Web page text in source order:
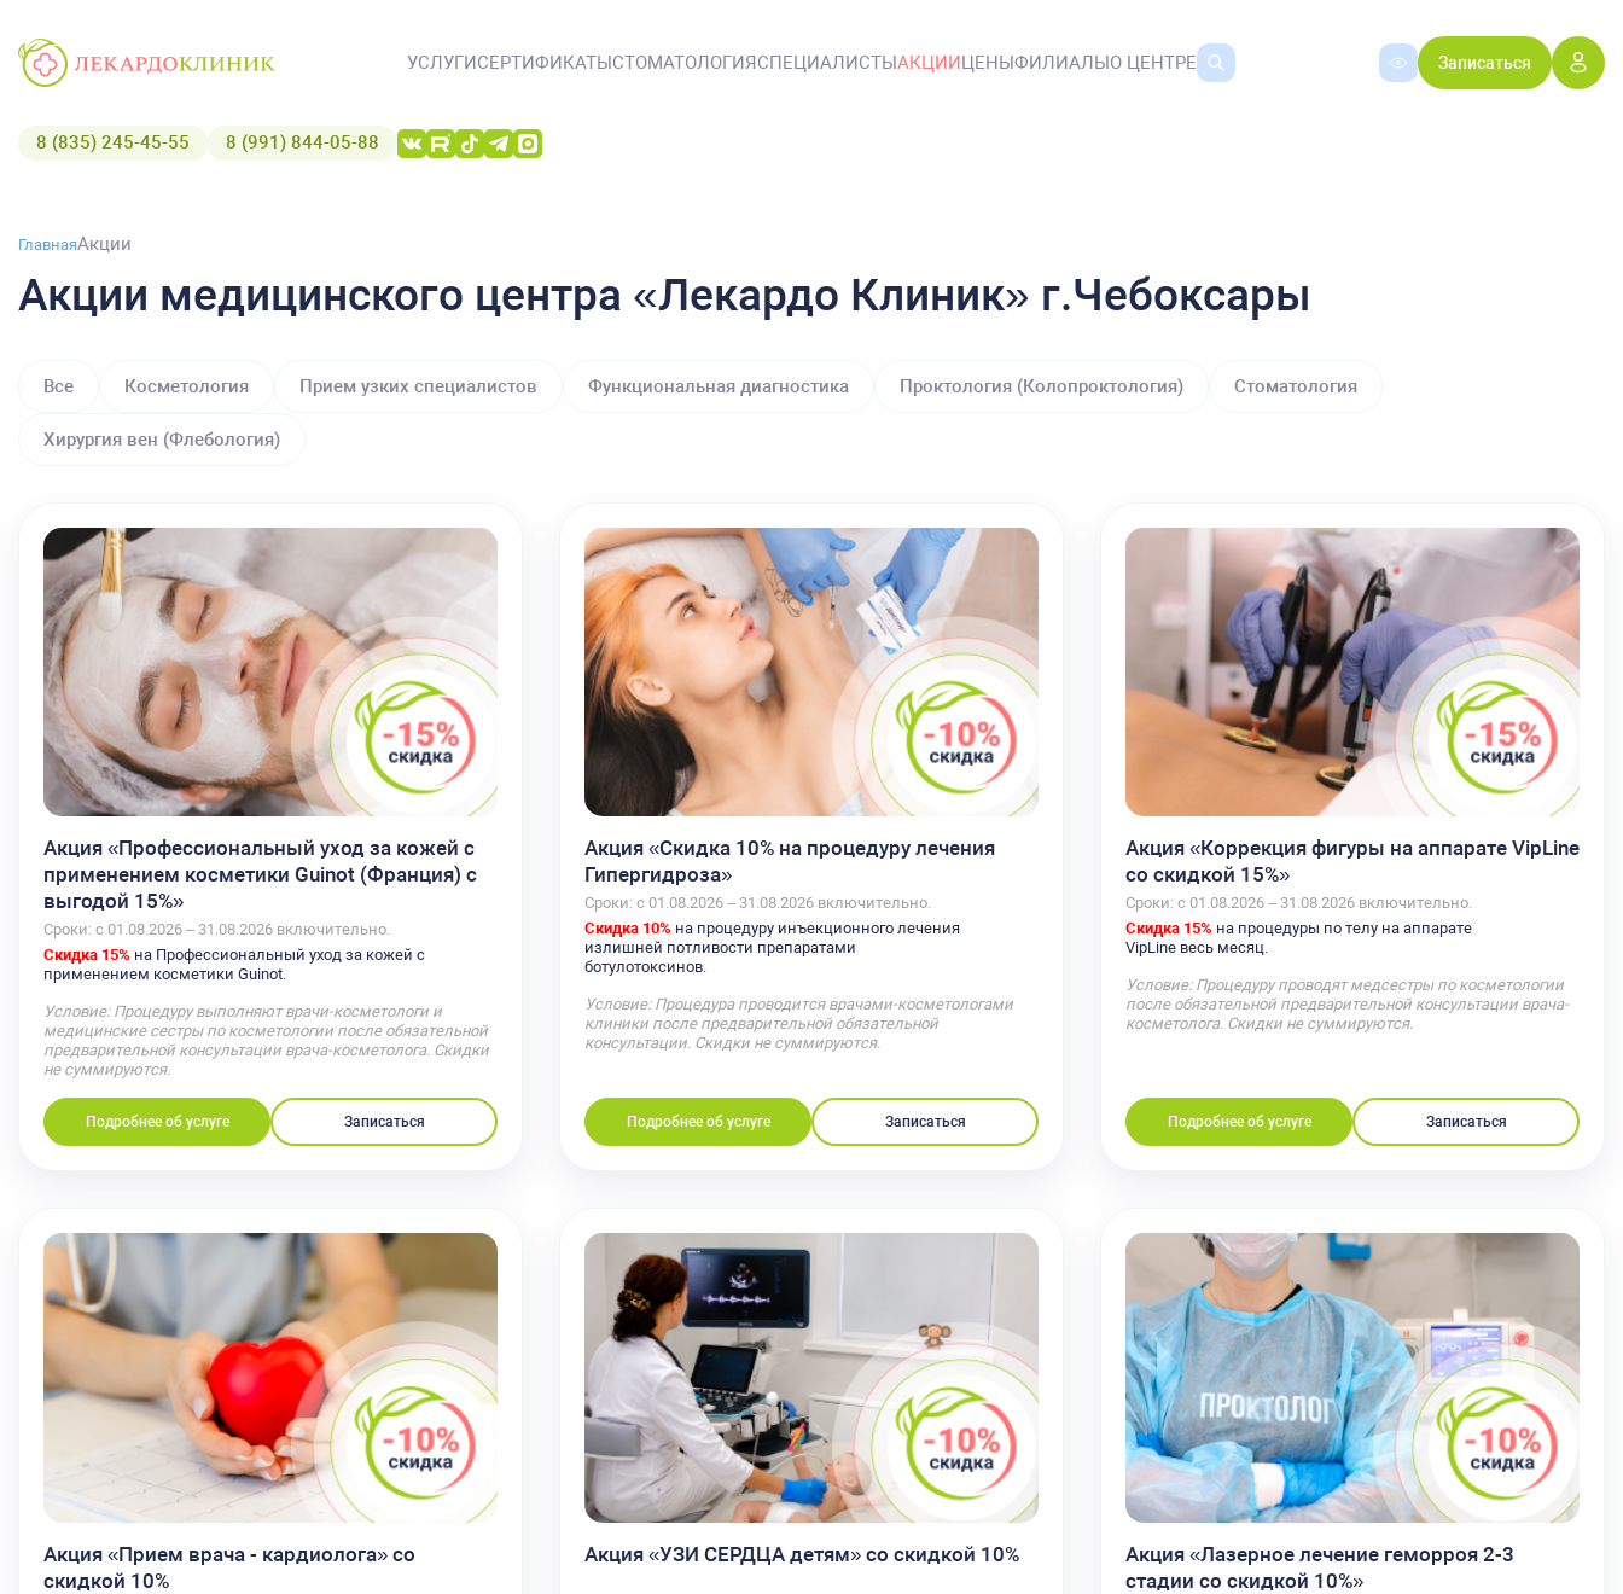
УСЛУГИСЕРТИФИКАТЫСТОМАТОЛОГИЯСПЕЦИАЛИСТЫАКЦИИЦЕНЫФИЛИАЛЫО ЦЕНТРЕ Записаться
8 (835) 245-45-55 8 (991) 844-05-88
ГлавнаяАкции
Акции медицинского центра «Лекардо Клиник» г.Чебоксары
Все Косметология Прием узких специалистов Функциональная диагностика Проктология (Колопроктология) Стоматология
Хирургия вен (Флебология)
Акция «Профессиональный уход за кожей с
применением косметики Guinot (Франция) с
выгодой 15%»
Сроки: с 01.08.2026 – 31.08.2026 включительно.
Скидка 15% на Профессиональный уход за кожей с
применением косметики Guinot.
Условие: Процедуру выполняют врачи-косметологи и
медицинские сестры по косметологии после обязательной
предварительной консультации врача-косметолога. Скидки
не суммируются.
Подробнее об услуге Записаться
Акция «Скидка 10% на процедуру лечения
Гипергидроза»
Сроки: с 01.08.2026 – 31.08.2026 включительно.
Скидка 10% на процедуру инъекционного лечения
излишней потливости препаратами
ботулотоксинов.
Условие: Процедура проводится врачами-косметологами
клиники после предварительной обязательной
консультации. Скидки не суммируются.
Подробнее об услуге Записаться
Акция «Коррекция фигуры на аппарате VipLine
со скидкой 15%»
Сроки: с 01.08.2026 – 31.08.2026 включительно.
Скидка 15% на процедуры по телу на аппарате
VipLine весь месяц.
Условие: Процедуру проводят медсестры по косметологии
после обязательной предварительной консультации врача-
косметолога. Скидки не суммируются.
Подробнее об услуге Записаться
Акция «Прием врача - кардиолога» со
скидкой 10%
Акция «УЗИ СЕРДЦА детям» со скидкой 10%
Акция «Лазерное лечение геморроя 2-3
стадии со скидкой 10%»